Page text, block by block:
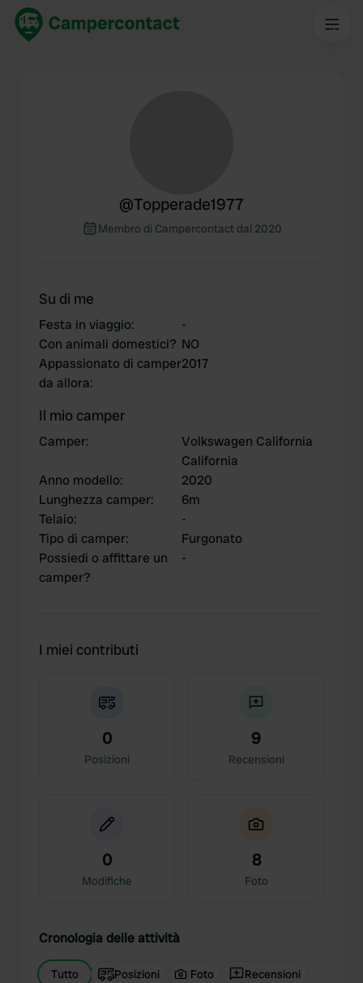
@Topperade1977
Membro di Campercontact dal 2020
Su di me
Festa in viaggio:
-
Con animali domestici? NO
Appassionato di camper
da allora:
2017
Il mio camper
Camper:
Volkswagen California
California
Anno modello:
2020
Lunghezza camper:
6m
Telaio:
-
Tipo di camper:
Furgonato
Possiedi o affittare un
camper?
-
I miei contributi
0
Posizioni
9
Recensioni
0
Modifiche
8
Foto
Cronologia delle attività
Tutto Posizioni Foto Recensioni